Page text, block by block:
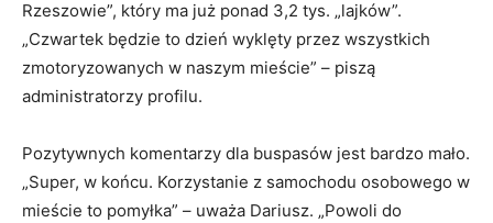
Rzeszowie”, który ma już ponad 3,2 tys. „lajków”.
„Czwartek będzie to dzień wyklęty przez wszystkich
zmotoryzowanych w naszym mieście” – piszą
administratorzy profilu.
Pozytywnych komentarzy dla buspasów jest bardzo mało.
„Super, w końcu. Korzystanie z samochodu osobowego w
mieście to pomyłka” – uważa Dariusz. „Powoli do